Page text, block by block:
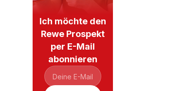
Ich möchte den
Rewe Prospekt
per E-Mail
abonnieren